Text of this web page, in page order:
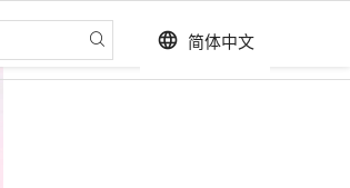
language 简体中文